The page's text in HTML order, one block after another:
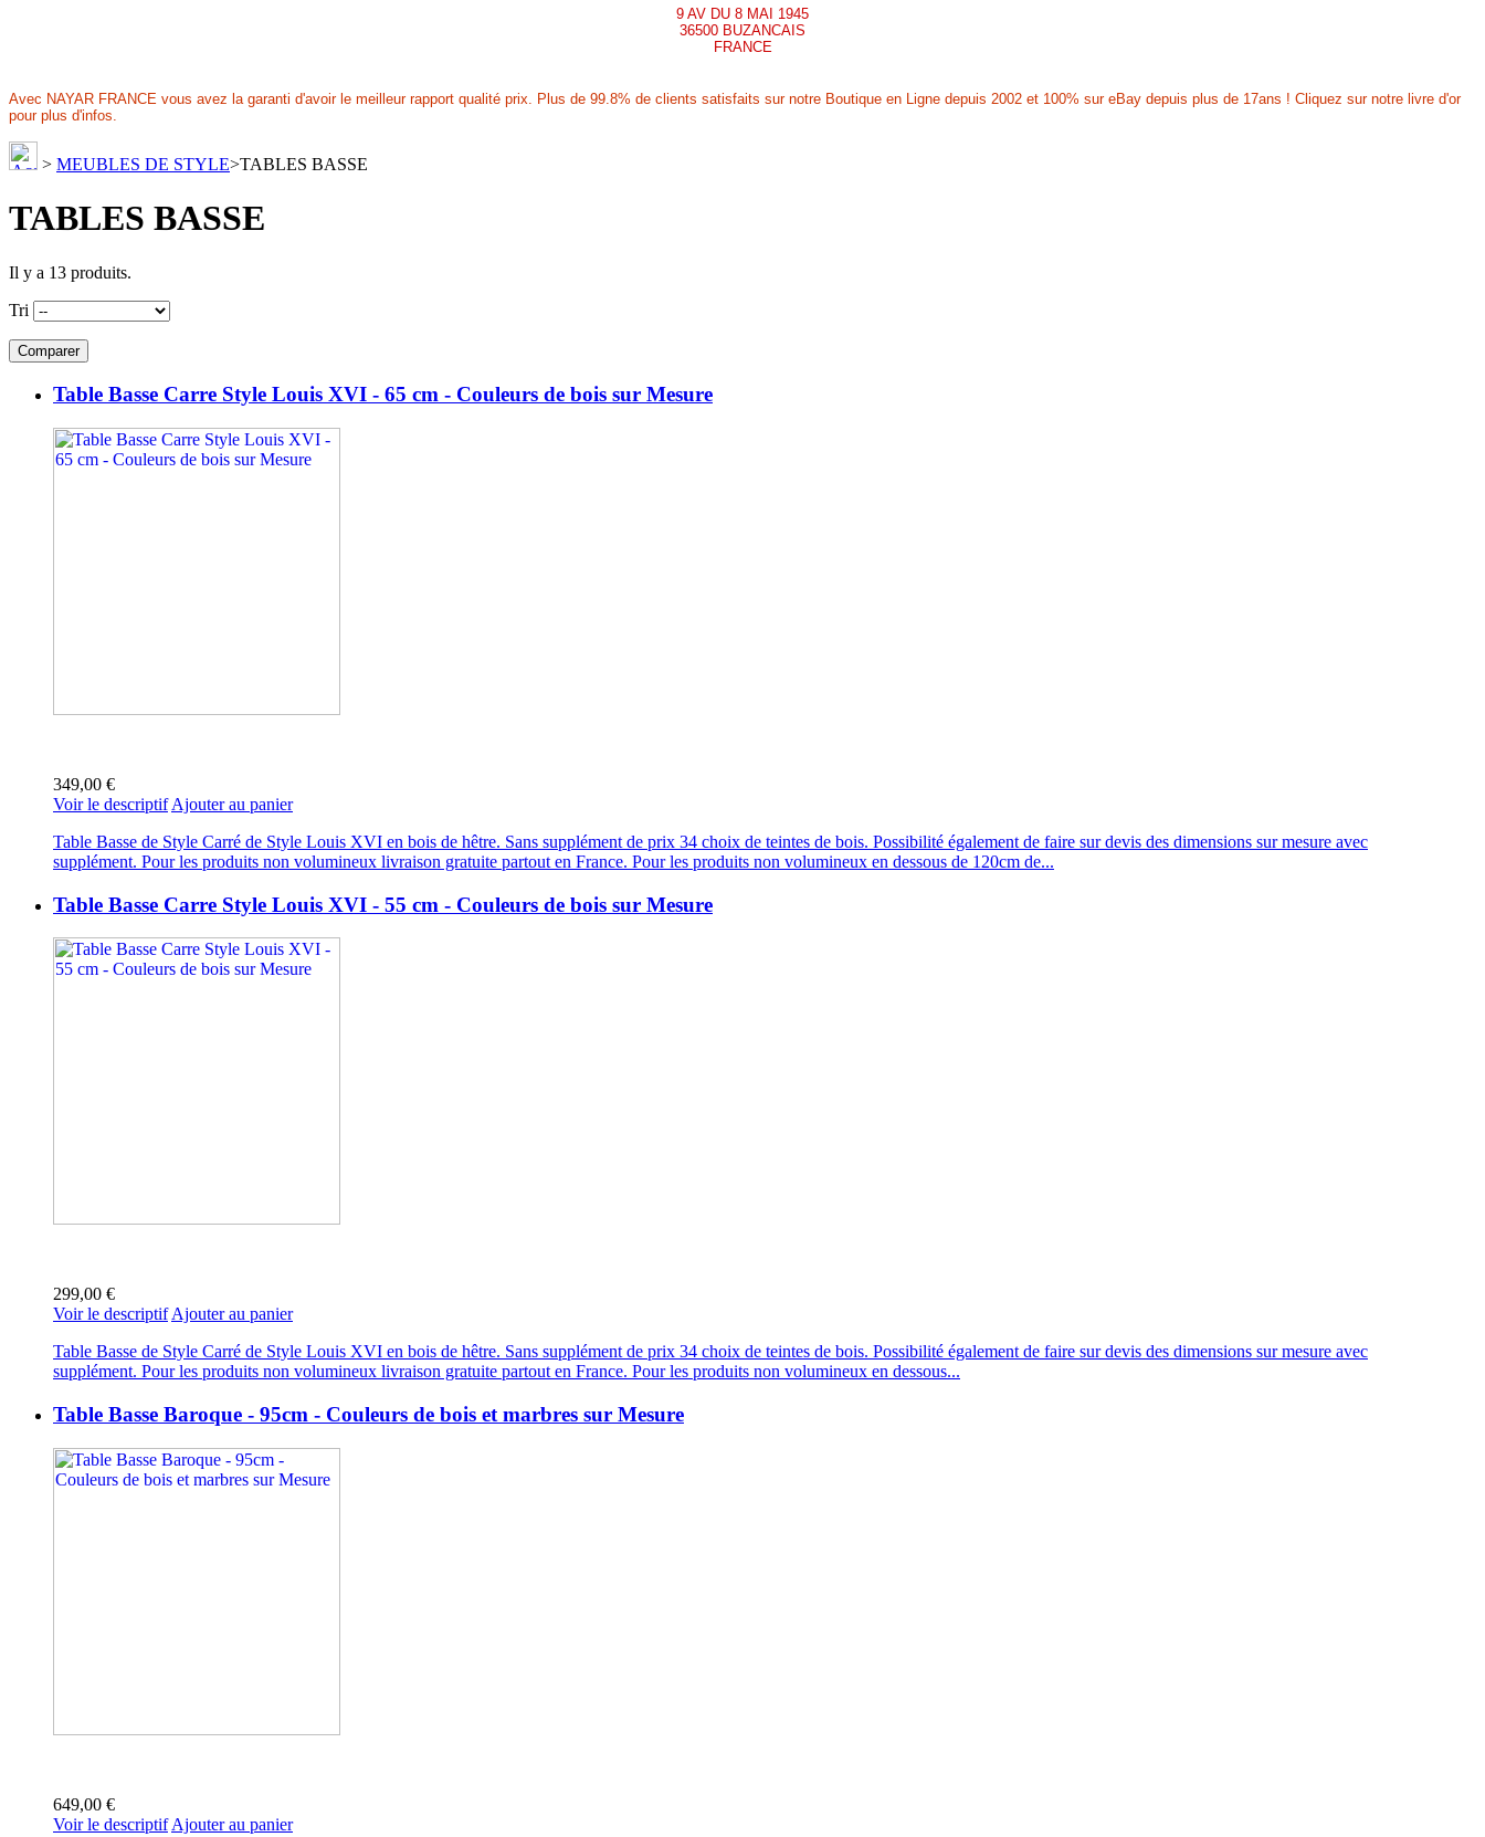
9 AV DU 8 MAI 1945
36500 BUZANCAIS
FRANCE
Avec NAYAR FRANCE vous avez la garanti d'avoir le meilleur rapport qualité prix. Plus de 99.8% de clients satisfaits sur notre Boutique en Ligne depuis 2002 et 100% sur eBay depuis plus de 17ans ! Cliquez sur notre livre d'or
pour plus d'infos.
> MEUBLES DE STYLE>TABLES BASSE
TABLES BASSE
Il y a 13 produits.
Tri
Table Basse Carre Style Louis XVI - 65 cm - Couleurs de bois sur Mesure
349,00 €
Voir le descriptif Ajouter au panier
Table Basse de Style Carré de Style Louis XVI en bois de hêtre. Sans supplément de prix 34 choix de teintes de bois. Possibilité également de faire sur devis des dimensions sur mesure avec
supplément. Pour les produits non volumineux livraison gratuite partout en France. Pour les produits non volumineux en dessous de 120cm de...
Table Basse Carre Style Louis XVI - 55 cm - Couleurs de bois sur Mesure
299,00 €
Voir le descriptif Ajouter au panier
Table Basse de Style Carré de Style Louis XVI en bois de hêtre. Sans supplément de prix 34 choix de teintes de bois. Possibilité également de faire sur devis des dimensions sur mesure avec
supplément. Pour les produits non volumineux livraison gratuite partout en France. Pour les produits non volumineux en dessous...
Table Basse Baroque - 95cm - Couleurs de bois et marbres sur Mesure
649,00 €
Voir le descriptif Ajouter au panier